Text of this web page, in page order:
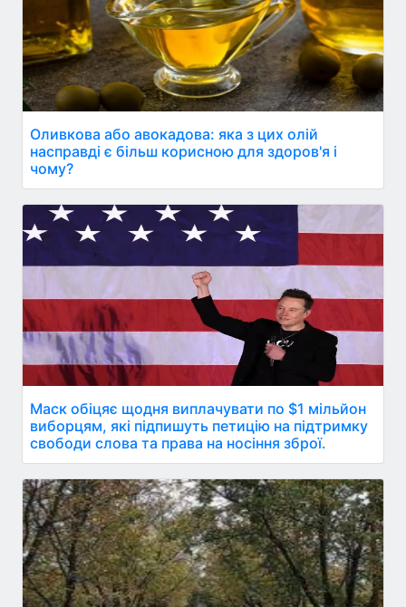
Оливкова або авокадова: яка з цих олій
насправді є більш корисною для здоров'я і
чому?
Маск обіцяє щодня виплачувати по $1 мільйон
виборцям, які підпишуть петицію на підтримку
свободи слова та права на носіння зброї.